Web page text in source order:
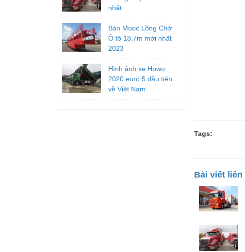
nhất
Bán Mooc Lồng Chở
Ô tô 18,7m mới nhất
2023
Hình ảnh xe Howo
2020 euro 5 đầu tiên
về Việt Nam
Tags:
Bài viết liên